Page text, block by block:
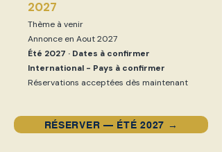
2027
Thème à venir
Annonce en Aout 2027
Été 2027 · Dates à confirmer
International - Pays à confirmer
Réservations acceptées dès maintenant
RÉSERVER — ÉTÉ 2027 →